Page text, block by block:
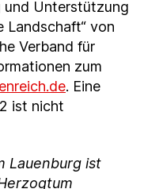
und Unterstützung
Landschaft“ von
Verband für
zum
. Eine
ist nicht
Lauenburg ist